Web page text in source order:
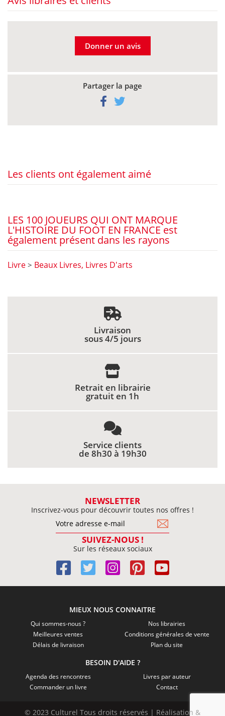
Donner un avis
Partager la page
Les clients ont également aimé
LES 100 JOUEURS QUI ONT MARQUE
L'HISTOIRE DU FOOT EN FRANCE est
également présent dans les rayons
Livre > Beaux Livres, Livres D'arts
Livraison
sous 4/5 jours
Retrait en librairie
gratuit en 1h
Service clients
de 8h30 à 19h30
NEWSLETTER
Inscrivez-vous pour découvrir toutes nos offres !
SUIVEZ-NOUS !
Sur les réseaux sociaux
MIEUX NOUS CONNAITRE
Qui sommes-nous ?
Meilleures ventes
Délais de livraison
Nos librairies
Conditions générales de vente
Plan du site
BESOIN D'AIDE ?
Agenda des rencontres
Commander un livre
Livres par auteur
Contact
© 2023 Culturel Tous droits réservés | Réalisation &